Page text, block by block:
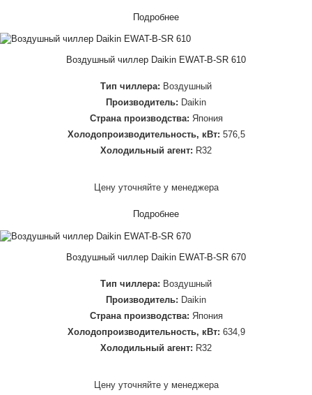
Подробнее
Воздушный чиллер Daikin EWAT-B-SR 610
Тип чиллера: Воздушный
Производитель: Daikin
Страна производства: Япония
Холодопроизводительность, кВт: 576,5
Холодильный агент: R32
Цену уточняйте у менеджера
Подробнее
Воздушный чиллер Daikin EWAT-B-SR 670
Тип чиллера: Воздушный
Производитель: Daikin
Страна производства: Япония
Холодопроизводительность, кВт: 634,9
Холодильный агент: R32
Цену уточняйте у менеджера